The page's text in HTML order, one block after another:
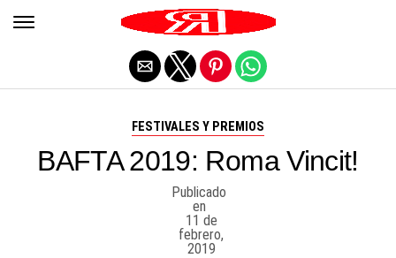
FESTIVALES Y PREMIOS
BAFTA 2019: Roma Vincit!
Publicado
en
11 de
febrero,
2019
Salir de la versión móvil